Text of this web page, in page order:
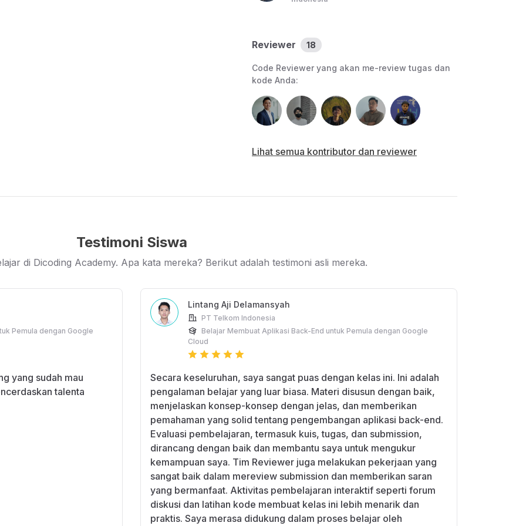
Ujian akhir kelas
membuat Back-End dari aplikasi catatan
yang memiliki fungsi Create, Read,
Update, dan Delete.
Reviewer 18
Code Reviewer yang akan me-review tugas dan
kode Anda:
Lihat semua kontributor dan reviewer
Testimoni Siswa
di Dicoding Academy. Apa kata mereka? Berikut adalah testimoni asli mereka.
Pemula dengan Google
yang sudah mau
talenta
Lintang Aji Delamansyah
PT Telkom Indonesia
Belajar Membuat Aplikasi Back-End untuk Pemula dengan Google
Cloud
Secara keseluruhan, saya sangat puas dengan kelas ini. Ini adalah
pengalaman belajar yang luar biasa. Materi disusun dengan baik,
menjelaskan konsep-konsep dengan jelas, dan memberikan
pemahaman yang solid tentang pengembangan aplikasi back-end.
Evaluasi pembelajaran, termasuk kuis, tugas, dan submission,
dirancang dengan baik dan membantu saya untuk mengukur
kemampuan saya. Tim Reviewer juga melakukan pekerjaan yang
sangat baik dalam mereview submission dan memberikan saran
yang bermanfaat. Aktivitas pembelajaran interaktif seperti forum
diskusi dan latihan kode membuat kelas ini lebih menarik dan
praktis. Saya merasa didukung dalam proses belajar oleh